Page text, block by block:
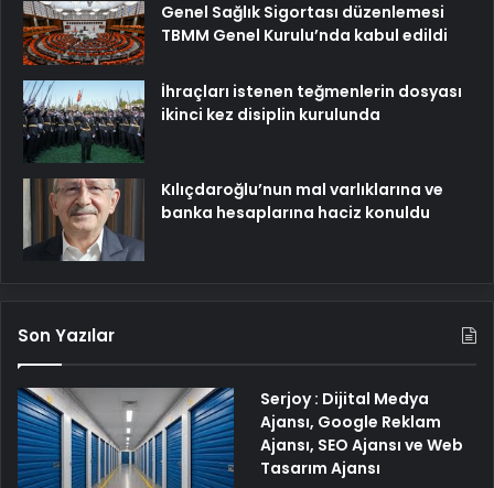
Genel Sağlık Sigortası düzenlemesi
TBMM Genel Kurulu’nda kabul edildi
İhraçları istenen teğmenlerin dosyası
ikinci kez disiplin kurulunda
Kılıçdaroğlu’nun mal varlıklarına ve
banka hesaplarına haciz konuldu
Son Yazılar
Serjoy : Dijital Medya
Ajansı, Google Reklam
Ajansı, SEO Ajansı ve Web
Tasarım Ajansı